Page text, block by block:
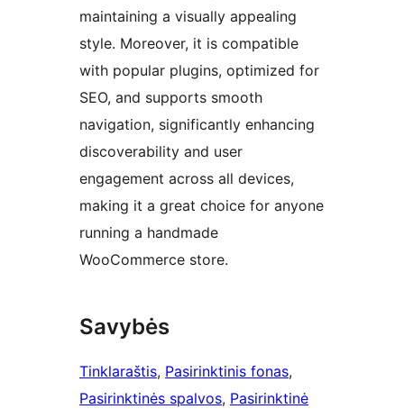
maintaining a visually appealing
style. Moreover, it is compatible
with popular plugins, optimized for
SEO, and supports smooth
navigation, significantly enhancing
discoverability and user
engagement across all devices,
making it a great choice for anyone
running a handmade
WooCommerce store.
Savybės
Tinklaraštis, Pasirinktinis fonas
Pasirinktinės spalvos, Pasirinktinė